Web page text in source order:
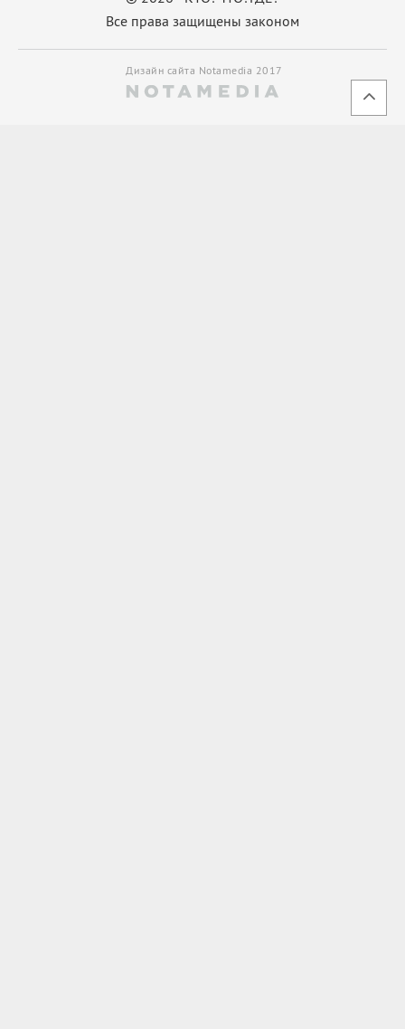
Все права защищены законом
Дизайн сайта Notamedia 2017